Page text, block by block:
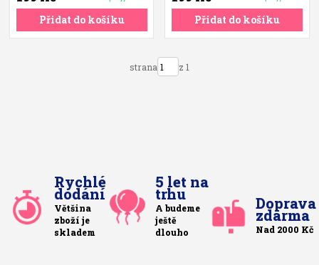
Přidat do košíku Přidat do košíku
strana z 1
Rychlé
dodání
Většina
zboží je
skladem
5 let na
trhu
A budeme
ještě
dlouho
Doprava
zdarma
Nad 2000 Kč